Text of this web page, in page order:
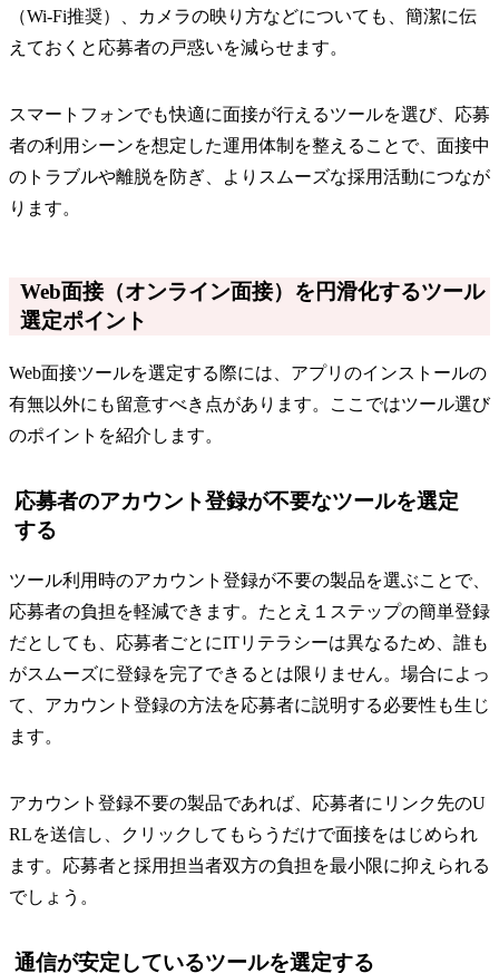
（Wi-Fi推奨）、カメラの映り方などについても、簡潔に伝
えておくと応募者の戸惑いを減らせます。
スマートフォンでも快適に面接が行えるツールを選び、応募
者の利用シーンを想定した運用体制を整えることで、面接中
のトラブルや離脱を防ぎ、よりスムーズな採用活動につなが
ります。
Web面接（オンライン面接）を円滑化するツール
選定ポイント
Web面接ツールを選定する際には、アプリのインストールの
有無以外にも留意すべき点があります。ここではツール選び
のポイントを紹介します。
応募者のアカウント登録が不要なツールを選定
する
ツール利用時のアカウント登録が不要の製品を選ぶことで、
応募者の負担を軽減できます。たとえ１ステップの簡単登録
だとしても、応募者ごとにITリテラシーは異なるため、誰も
がスムーズに登録を完了できるとは限りません。場合によっ
て、アカウント登録の方法を応募者に説明する必要性も生じ
ます。
アカウント登録不要の製品であれば、応募者にリンク先のU
RLを送信し、クリックしてもらうだけで面接をはじめられ
ます。応募者と採用担当者双方の負担を最小限に抑えられる
でしょう。
通信が安定しているツールを選定する